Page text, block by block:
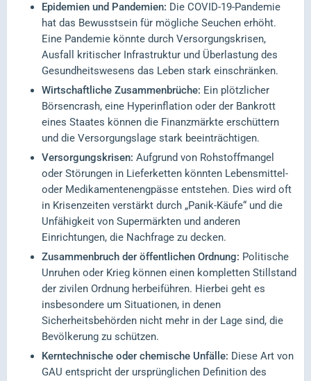
Epidemien und Pandemien: Die COVID-19-Pandemie
hat das Bewusstsein für mögliche Seuchen erhöht.
Eine Pandemie könnte durch Versorgungskrisen,
Ausfall kritischer Infrastruktur und Überlastung des
Gesundheitswesens das Leben stark einschränken.
Wirtschaftliche Zusammenbrüche: Ein plötzlicher
Börsencrash, eine Hyperinflation oder der Bankrott
eines Staates können die Finanzmärkte erschüttern
und die Versorgungslage stark beeinträchtigen.
Versorgungskrisen: Aufgrund von Rohstoffmangel
oder Störungen in Lieferketten könnten Lebensmittel-
oder Medikamentenengpässe entstehen. Dies wird oft
in Krisenzeiten verstärkt durch „Panik-Käufe“ und die
Unfähigkeit von Supermärkten und anderen
Einrichtungen, die Nachfrage zu decken.
Zusammenbruch der öffentlichen Ordnung: Politische
Unruhen oder Krieg können einen kompletten Stillstand
der zivilen Ordnung herbeiführen. Hierbei geht es
insbesondere um Situationen, in denen
Sicherheitsbehörden nicht mehr in der Lage sind, die
Bevölkerung zu schützen.
Kerntechnische oder chemische Unfälle: Diese Art von
GAU entspricht der ursprünglichen Definition des